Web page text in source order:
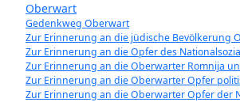
Oberwart
Gedenkweg Oberwart
Zur Erinnerung an die jüdische Bevölkerung
Zur Erinnerung an die Opfer des
Zur Erinnerung an die Oberwarter Romnija
Zur Erinnerung an die Oberwarter Opfer
Zur Erinnerung an die Oberwarter Opfer der